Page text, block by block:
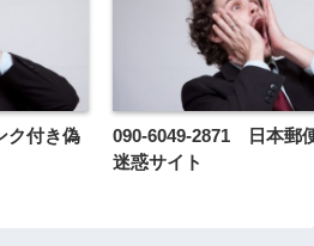
ク付き偽
090-6049-2871 日本郵
迷惑サイト